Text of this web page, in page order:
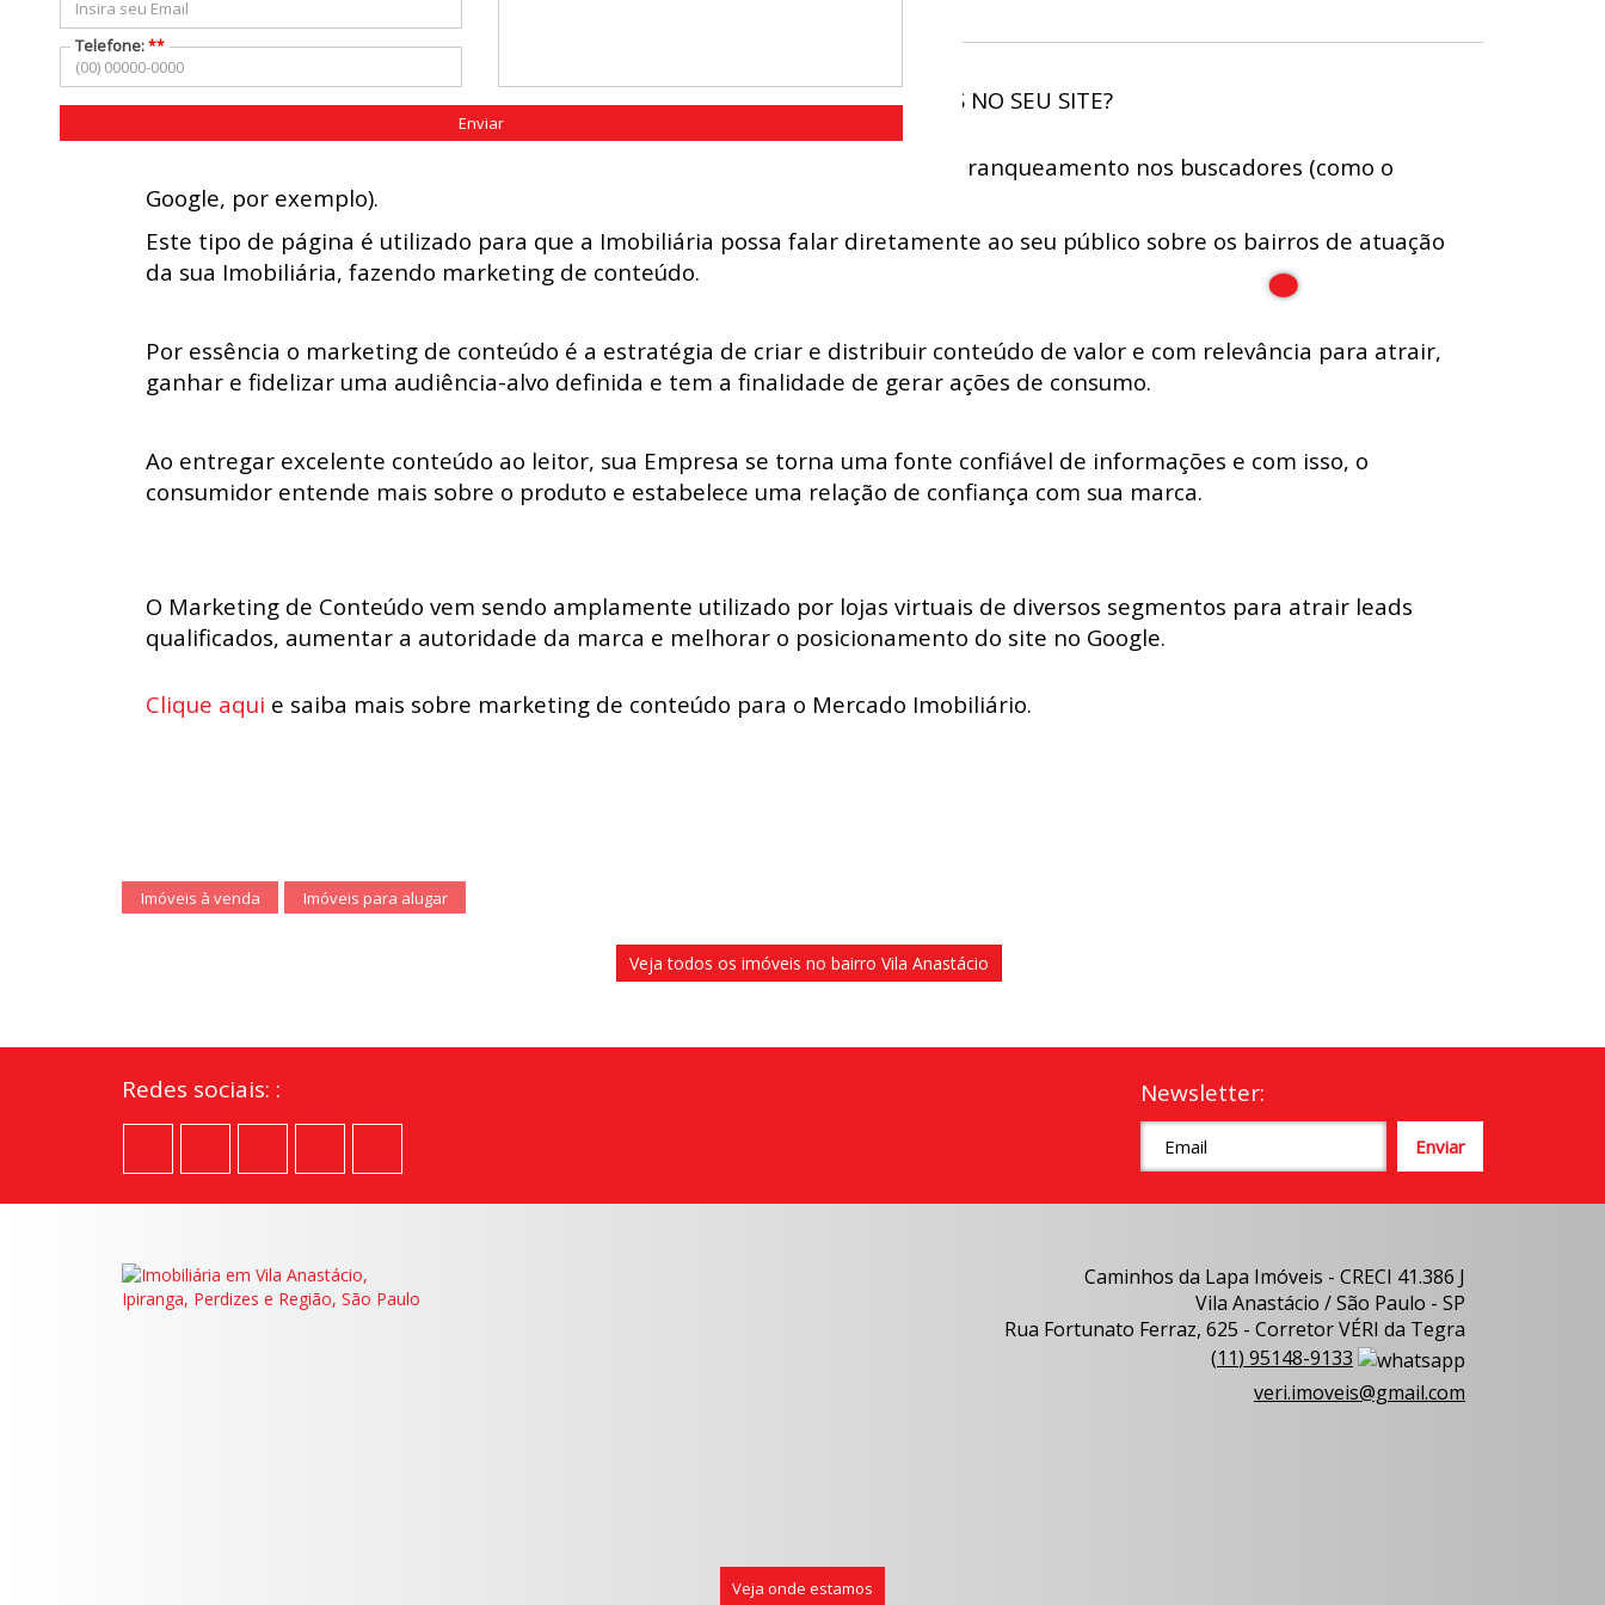
VOCÊ SABIA QUE OS SITES MIDAS PERMITEM QUE VOCÊ CRIE NOVAS PÁGINAS NO SEU SITE?
Aqui utilizamos a Página de Bairros, que foi desenvolvida para melhorar seu ranqueamento nos buscadores (como o
Google, por exemplo).
Este tipo de página é utilizado para que a Imobiliária possa falar diretamente ao seu público sobre os bairros de atuação
da sua Imobiliária, fazendo marketing de conteúdo.
Por essência o marketing de conteúdo é a estratégia de criar e distribuir conteúdo de valor e com relevância para atrair,
ganhar e fidelizar uma audiência-alvo definida e tem a finalidade de gerar ações de consumo.
Ao entregar excelente conteúdo ao leitor, sua Empresa se torna uma fonte confiável de informações e com isso, o
consumidor entende mais sobre o produto e estabelece uma relação de confiança com sua marca.
O Marketing de Conteúdo vem sendo amplamente utilizado por lojas virtuais de diversos segmentos para atrair leads
qualificados, aumentar a autoridade da marca e melhorar o posicionamento do site no Google.
Clique aqui e saiba mais sobre marketing de conteúdo para o Mercado Imobiliário.
Imóveis à venda Imóveis para alugar
Veja todos os imóveis no bairro Vila Anastácio
Redes sociais: : Newsletter:
Caminhos da Lapa Imóveis - CRECI 41.386 J
Vila Anastácio / São Paulo - SP
Rua Fortunato Ferraz, 625 - Corretor VÉRI da Tegra
(11) 95148-9133
veri.imoveis@gmail.com
Veja onde estamos
Telefone:**
Enviar